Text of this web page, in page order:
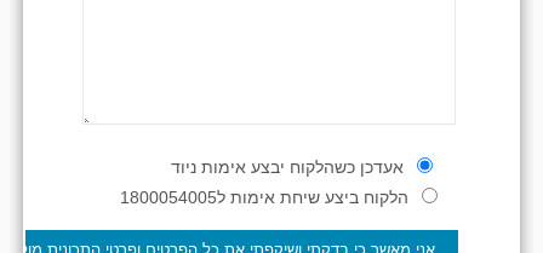
אעדכן כשהלקוח יבצע אימות ניוד
הלקוח ביצע שיחת אימות ל1800054005